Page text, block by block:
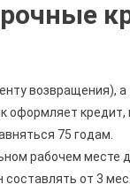
возвращения),
оформляет
75 годам.
рабочем месте
от 3